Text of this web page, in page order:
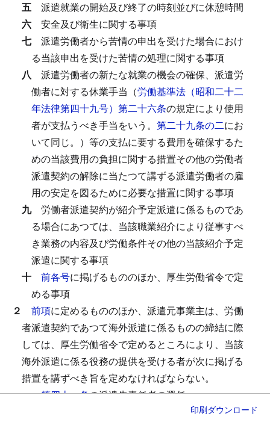
五 派遣就業の開始及び終了の時刻並びに休憩時間
六 安全及び衛生に関する事項
七 派遣労働者から苦情の申出を受けた場合におけ
る当該申出を受けた苦情の処理に関する事項
八 派遣労働者の新たな就業の機会の確保、派遣労
働者に対する休業手当（労働基準法（昭和二十二
年法律第四十九号）第二十六条の規定により使用
者が支払うべき手当をいう。 第二十九条の二にお
いて同じ。）等の支払に要する費用を確保するた
めの当該費用の負担に関する措置その他の労働者
派遣契約の解除に当たつて講ずる派遣労働者の雇
用の安定を図るために必要な措置に関する事項
九 労働者派遣契約が紹介予定派遣に係るものであ
る場合にあつては、当該職業紹介により従事すべ
き業務の内容及び労働条件その他の当該紹介予定
派遣に関する事項
十 前各号に掲げるもののほか、厚生労働省令で定
める事項
２ 前項に定めるもののほか、派遣元事業主は、労働
者派遣契約であつて海外派遣に係るものの締結に際
しては、厚生労働省令で定めるところにより、当該
海外派遣に係る役務の提供を受ける者が次に掲げる
措置を講ずべき旨を定めなければならない。
一第四十一条の派遣先責任者の選任
の派遣先管理台帳の作成、同
印刷ダウンロード